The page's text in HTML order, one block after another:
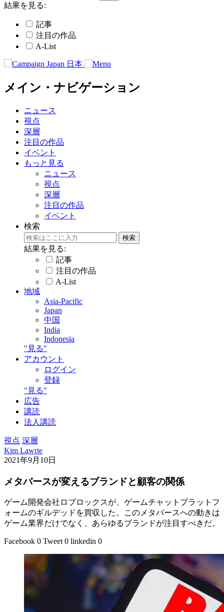
結果を見る:
記事
注目の作品
A-List
メイン・ナビゲーション
ニュース
視点
深層
注目の作品
イベント
もっと見る
ニュース
視点
深層
注目の作品
イベント
検索
結果を見る:
記事
注目の作品
A-List
地域
Asia-Pacific
Japan
中国
India
Indonesia
"見る"
アカウント
ログイン
登録
"見る"
広告
講読
法人講読
視点 深層
Kim Lawrie
2021年9月10日
メタバースが変えるブランドと顧客の関係
ゲーム開発会社ロブロックスが、ゲームチャットプラットフ
ォームのギルデッドを買収した。このメタバースへの動きは
ゲーム業界だけでなく、あらゆるブランドが注目すべきだ。
Facebook 0 Tweet 0 linkedin 0